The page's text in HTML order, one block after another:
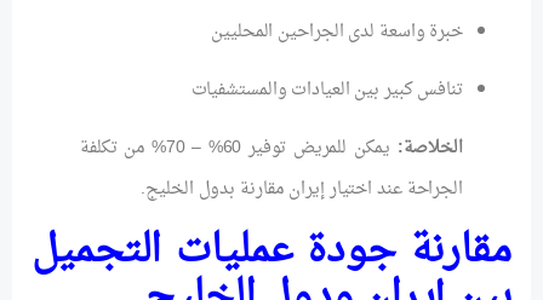
خبرة واسعة لدى الجراحين المحليين
تنافس كبير بين العيادات والمستشفيات
الخلاصة:
يمكن للمريض توفير 60% – 70% من تكلفة
الجراحة عند اختيار إيران مقارنة بدول الخليج.
مقارنة جودة عمليات التجميل